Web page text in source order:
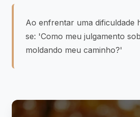
Ao enfrentar uma dificuldade
se: 'Como meu julgamento
moldando meu caminho?'